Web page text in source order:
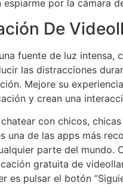
espiarme por la cámara
De
fuente de luz intensa,
las distracciones
Mejore su
y crean una
con chicos,
una de las apps más
parte del mundo.
gratuita de
es pulsar el botón